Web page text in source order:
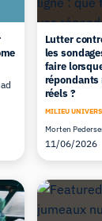
Lutter
les
faire
répondants
réels ?
MILIEU
Morten
11/06/2026